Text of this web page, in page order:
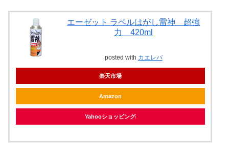
エーゼット ラベルはがし雷神 超強
力 420ml
posted with カエレバ
楽天市場
Amazon
Yahooショッピング